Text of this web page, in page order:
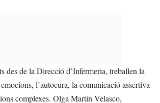
des de la Direcció d’Infermeria, treballen la
l’autocura, la comunicació assertiva
complexes. Olga Martín Velasco,